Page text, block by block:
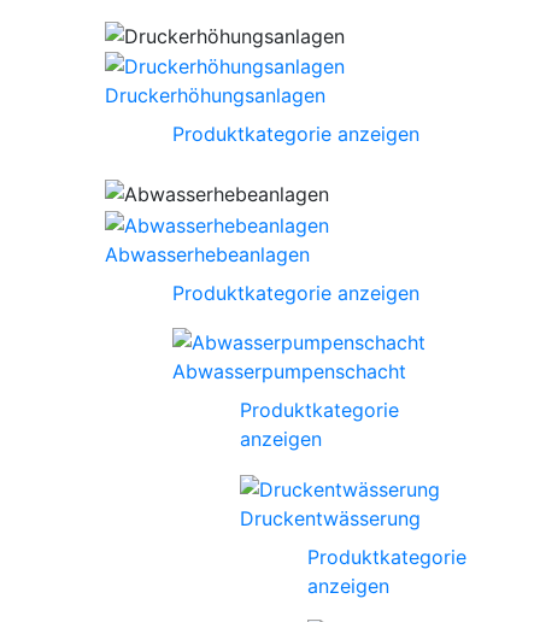
Druckerhöhungsanlagen
Produktkategorie anzeigen
Abwasserhebeanlagen
Produktkategorie anzeigen
Abwasserpumpenschacht
Produktkategorie
anzeigen
Druckentwässerung
Produktkategorie
anzeigen